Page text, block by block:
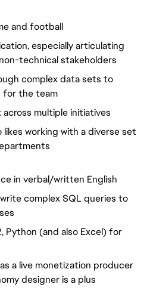
and football
especially articulating
technical stakeholders
complex data sets to
for the team
multiple initiatives
working with a diverse set
in verbal/written English
complex SQL queries to
Python (and also Excel) for
a live monetization producer
designer is a plus